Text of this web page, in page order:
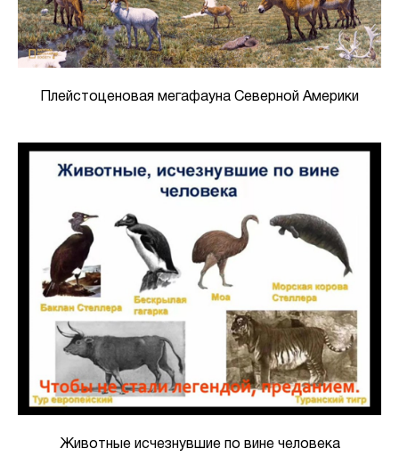
Плейстоценовая мегафауна Северной Америки
Животные исчезнувшие по вине человека